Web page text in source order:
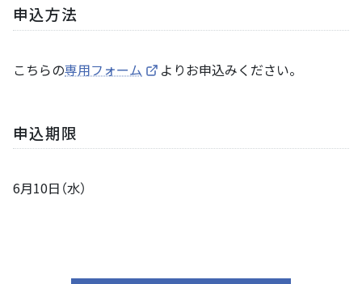
申込方法
こちらの専用フォーム よりお申込みください。
申込期限
6月10日（水）